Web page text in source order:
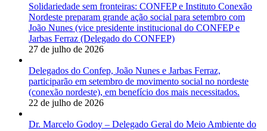
Solidariedade sem fronteiras: CONFEP e Instituto Conexão
Nordeste preparam grande ação social para setembro com
João Nunes (vice presidente institucional do CONFEP e
Jarbas Ferraz (Delegado do CONFEP)
27 de julho de 2026
Delegados do Confep, João Nunes e Jarbas Ferraz,
participarão em setembro de movimento social no nordeste
(conexão nordeste), em benefício dos mais necessitados.
22 de julho de 2026
Dr. Marcelo Godoy – Delegado Geral do Meio Ambiente do